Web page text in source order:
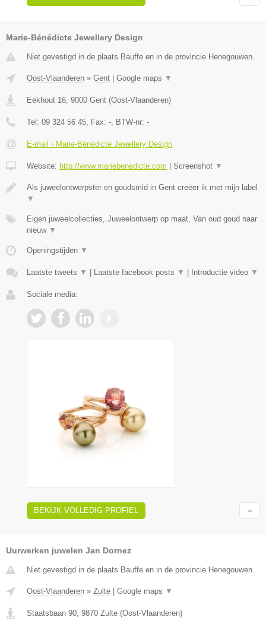
Marie-Bénédicte Jewellery Design
Niet gevestigd in de plaats Bauffe en in de provincie Henegouwen.
Oost-Vlaanderen » Gent Google maps ▼
Eekhout 16, 9000 Gent (Oost-Vlaanderen)
Tel: 09 324 56 45, Fax: -, BTW-nr: -
E-mail › Marie-Bénédicte Jewellery Design
Website: http://www.mariebenedicte.com Screenshot ▼
Als juweelontwerpster en goudsmid in Gent creëer ik met mijn label
▼
Eigen juweelcollecties, Juweelontwerp op maat, Van oud goud naar
nieuw ▼
Openingstijden ▼
Laatste tweets ▼ Laatste facebook posts ▼ Introductie video ▼
Sociale media:
BEKIJK VOLLEDIG PROFIEL
Uurwerken juwelen Jan Dornez
Niet gevestigd in de plaats Bauffe en in de provincie Henegouwen.
Oost-Vlaanderen » Zulte Google maps ▼
Staatsbaan 90, 9870 Zulte (Oost-Vlaanderen)